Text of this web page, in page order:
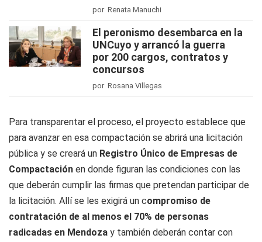
por Renata Manuchi
El peronismo desembarca en la
UNCuyo y arrancó la guerra
por 200 cargos, contratos y
concursos
por Rosana Villegas
Para transparentar el proceso, el proyecto establece que
para avanzar en esa compactación se abrirá una licitación
pública y se creará un Registro Único de Empresas de
Compactación en donde figuran las condiciones con las
que deberán cumplir las firmas que pretendan participar de
la licitación. Allí se les exigirá un compromiso de
contratación de al menos el 70% de personas
radicadas en Mendoza y también deberán contar con